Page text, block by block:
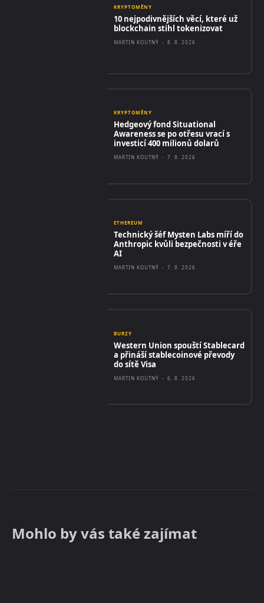
KRYPTOMĚNY
10 nejpodivnějších věcí, které už
blockchain stihl tokenizovat
MARTIN KOUTNÝ - 8. 8. 2026
KRYPTOMĚNY
Hedgeový fond Situational
Awareness se po otřesu vrací s
investicí 400 milionů dolarů
MARTIN KOUTNÝ - 7. 8. 2026
ETHEREUM
Technický šéf Mysten Labs míří do
Anthropic kvůli bezpečnosti v éře
AI
MARTIN KOUTNÝ - 7. 8. 2026
BURZY
Western Union spouští Stablecard
a přináší stablecoinové převody
do sítě Visa
MARTIN KOUTNÝ - 6. 8. 2026
Mohlo by vás také zajímat